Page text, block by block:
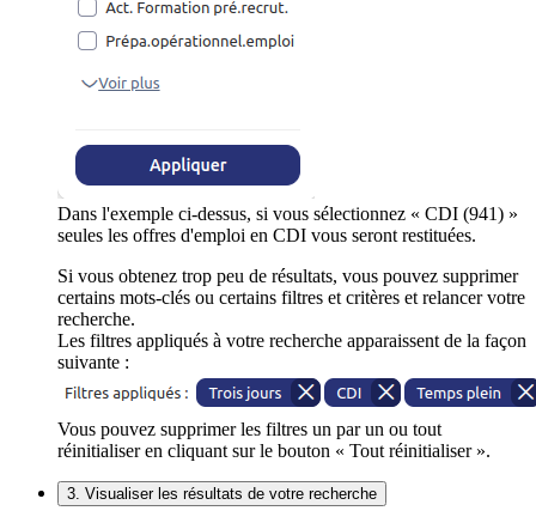
Dans l'exemple ci-dessus, si vous sélectionnez « CDI (941) »
seules les offres d'emploi en CDI vous seront restituées.
Si vous obtenez trop peu de résultats, vous pouvez supprimer
certains mots-clés ou certains filtres et critères et relancer votre
recherche.
Les filtres appliqués à votre recherche apparaissent de la façon
suivante :
Vous pouvez supprimer les filtres un par un ou tout
réinitialiser en cliquant sur le bouton « Tout réinitialiser ».
3. Visualiser les résultats de votre recherche